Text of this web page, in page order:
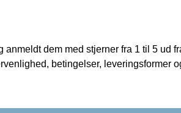
dem med stjerner fra 1 til 5 ud
betingelser, leveringsformer